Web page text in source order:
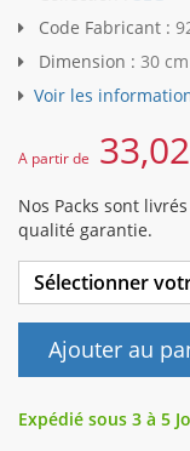
Code Fabricant :
Dimension : 30
Voir les
A partir de 33,02
Nos Packs sont
qualité garantie.
Sélectionner
Ajouter au
Expédié sous 3 à 5